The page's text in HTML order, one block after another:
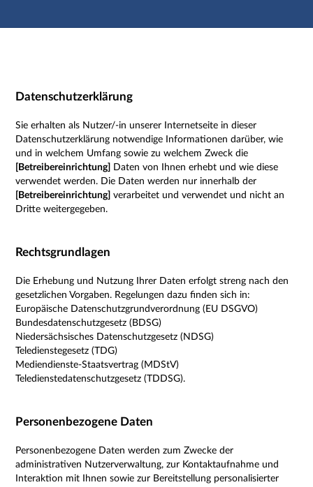
Hauptnavigation
Impressum
Datenschutzerklärung
Sie erhalten als Nutzer/-in unserer Internetseite in dieser
Datenschutzerklärung notwendige Informationen darüber, wie
und in welchem Umfang sowie zu welchem Zweck die
[Betreibereinrichtung]
Daten von Ihnen erhebt und wie diese
verwendet werden. Die Daten werden nur innerhalb der
[Betreibereinrichtung] verarbeitet und verwendet und nicht an
Dritte weitergegeben.
Rechtsgrundlagen
Die Erhebung und Nutzung Ihrer Daten erfolgt streng nach den
gesetzlichen Vorgaben. Regelungen dazu finden sich in:
Europäische Datenschutzgrundverordnung (EU DSGVO)
Bundesdatenschutzgesetz (BDSG)
Niedersächsisches Datenschutzgesetz (NDSG)
Teledienstegesetz (TDG)
Mediendienste-Staatsvertrag (MDStV)
Teledienstedatenschutzgesetz (TDDSG).
Personenbezogene Daten
Personenbezogene Daten werden zum Zwecke der
administrativen Nutzerverwaltung, zur Kontaktaufnahme und
Interaktion mit Ihnen sowie zur Bereitstellung personalisierter